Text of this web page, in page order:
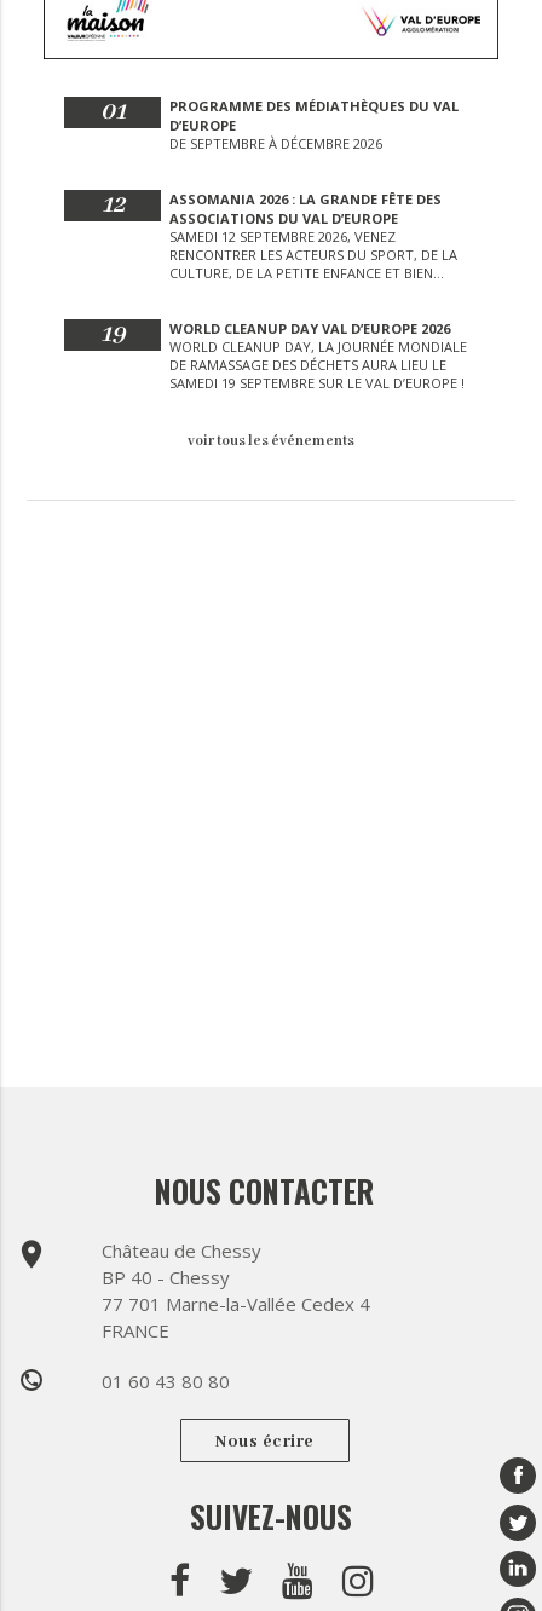
01
PROGRAMME DES MÉDIATHÈQUES DU VAL
D’EUROPE
DE SEPTEMBRE À DÉCEMBRE 2026
12
ASSOMANIA 2026 : LA GRANDE FÊTE DES
ASSOCIATIONS DU VAL D’EUROPE
SAMEDI 12 SEPTEMBRE 2026, VENEZ
RENCONTRER LES ACTEURS DU SPORT, DE LA
CULTURE, DE LA PETITE ENFANCE ET BIEN
19
WORLD CLEANUP DAY VAL D’EUROPE 2026
WORLD CLEANUP DAY, LA JOURNÉE MONDIALE
DE RAMASSAGE DES DÉCHETS AURA LIEU LE
SAMEDI 19 SEPTEMBRE SUR LE VAL D’EUROPE !
voir tous les événements
NOUS CONTACTER
place
Château de Chessy
BP 40 - Chessy
77 701 Marne-la-Vallée Cedex 4
FRANCE
phone 01 60 43 80 80
Nous écrire
SUIVEZ-NOUS